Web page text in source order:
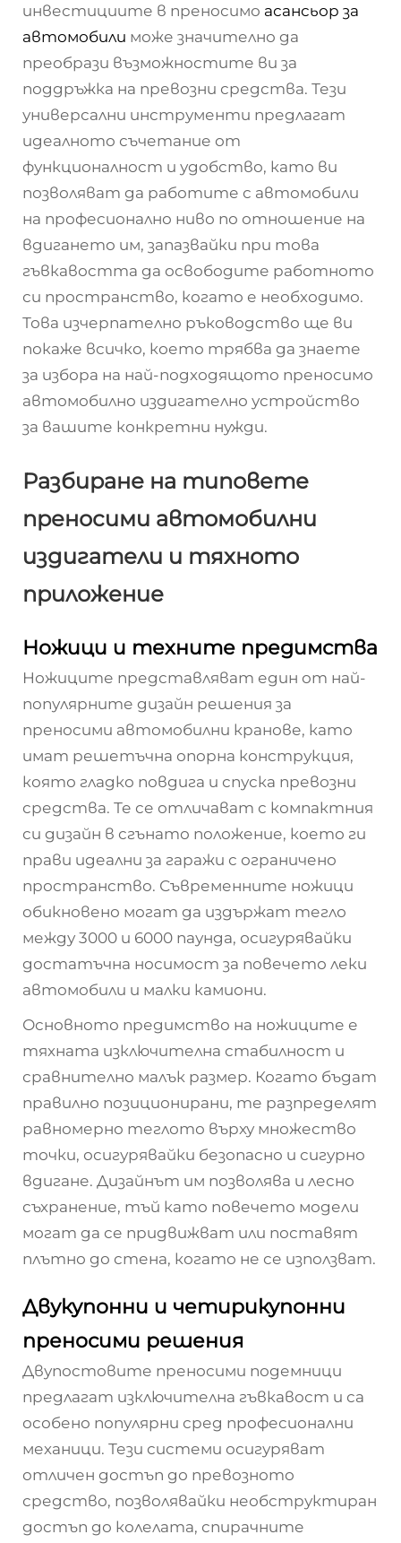
инвестициите в преносимо асансьор за
автомобили може значително да
преобрази възможностите ви за
поддръжка на превозни средства. Тези
универсални инструменти предлагат
идеалното съчетание от
функционалност и удобство, като ви
позволяват да работите с автомобили
на професионално ниво по отношение на
вдигането им, запазвайки при това
гъвкавостта да освободите работното
си пространство, когато е необходимо.
Това изчерпателно ръководство ще ви
покаже всичко, което трябва да знаете
за избора на най-подходящото преносимо
автомобилно издигателно устройство
за вашите конкретни нужди.
Разбиране на типовете
преносими автомобилни
издигатели и тяхното
приложение
Ножици и техните предимства
Ножиците представляват един от най-
популярните дизайн решения за
преносими автомобилни кранове, като
имат решетъчна опорна конструкция,
която гладко повдига и спуска превозни
средства. Те се отличават с компактния
си дизайн в сгънато положение, което ги
прави идеални за гаражи с ограничено
пространство. Съвременните ножици
обикновено могат да издържат тегло
между 3000 и 6000 паунда, осигурявайки
достатъчна носимост за повечето леки
автомобили и малки камиони.
Основното предимство на ножиците е
тяхната изключителна стабилност и
сравнително малък размер. Когато бъдат
правилно позиционирани, те разпределят
равномерно теглото върху множество
точки, осигурявайки безопасно и сигурно
вдигане. Дизайнът им позволява и лесно
съхранение, тъй като повечето модели
могат да се придвижват или поставят
плътно до стена, когато не се използват.
Двукупонни и четирикупонни
преносими решения
Двупостовите преносими подемници
предлагат изключителна гъвкавост и са
особено популярни сред професионални
механици. Тези системи осигуряват
отличен достъп до превозното
средство, позволявайки необструктиран
достъп до колелата, спирачните